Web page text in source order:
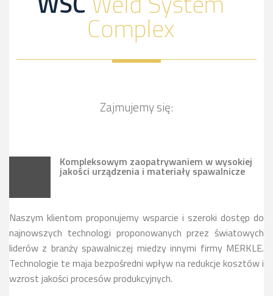
Complex
Zajmujemy się:
Kompleksowym zaopatrywaniem w wysokiej
jakości urządzenia i materiały spawalnicze
Naszym klientom proponujemy wsparcie i szeroki dostęp do
najnowszych technologi proponowanych przez światowych
liderów z branży spawalniczej miedzy innymi firmy MERKLE.
Technologie te maja bezpośredni wpływ na redukcje kosztów i
wzrost jakości procesów produkcyjnych.